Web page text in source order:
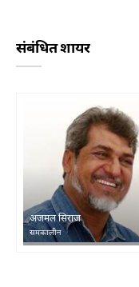
संबंधित शायर
अजमल सिराज
समकालीन